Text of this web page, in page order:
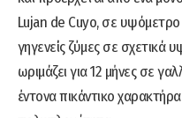
Lujan de Cuyo, σε
γηγενείς ζύμες σε σχετικά
ωριμάζει για 12 μήνες σε
έντονα πικάντικο